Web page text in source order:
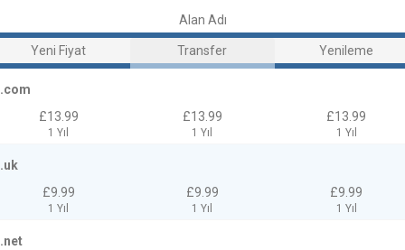
Alan Adı
Yeni Fiyat Transfer Yenileme
.com
£13.99
1 Yıl
£13.99
1 Yıl
£13.99
1 Yıl
.uk
£9.99
1 Yıl
£9.99
1 Yıl
£9.99
1 Yıl
.net